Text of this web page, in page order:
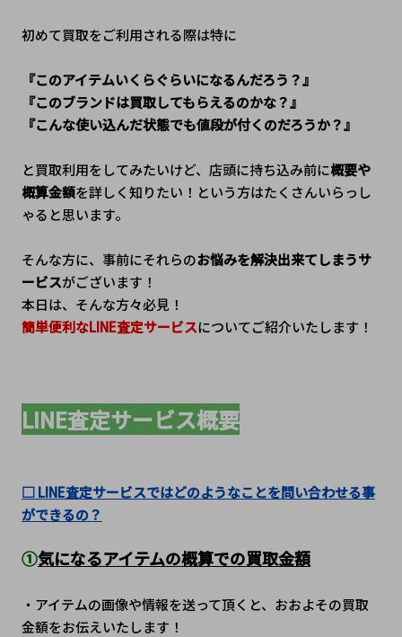
初めて買取をご利用される際は特に
『このアイテムいくらぐらいになるんだろう？』
『このブランドは買取してもらえるのかな？』
『こんな使い込んだ状態でも値段が付くのだろうか？』
と買取利用をしてみたいけど、店頭に持ち込み前に概要や
概算金額を詳しく知りたい！という方はたくさんいらっし
ゃると思います。
そんな方に、事前にそれらのお悩みを解決出来てしまうサ
ービスがございます！
本日は、そんな方々必見！
簡単便利なLINE査定サービスについてご紹介いたします！
LINE査定サービス概要
□ LINE査定サービスではどのようなことを問い合わせる事
ができるの？
①気になるアイテムの概算での買取金額
・アイテムの画像や情報を送って頂くと、おおよその買取
金額をお伝えいたします！